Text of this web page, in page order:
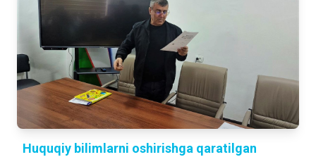
Huquqiy bilimlarni oshirishga qaratilgan